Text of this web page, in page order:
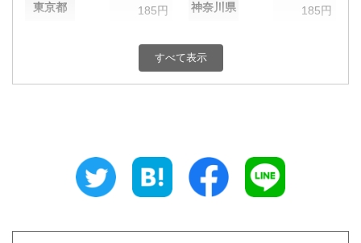
東京都 185円 神奈川県 185円
185円 富山県
185円 三重県
すべて表示